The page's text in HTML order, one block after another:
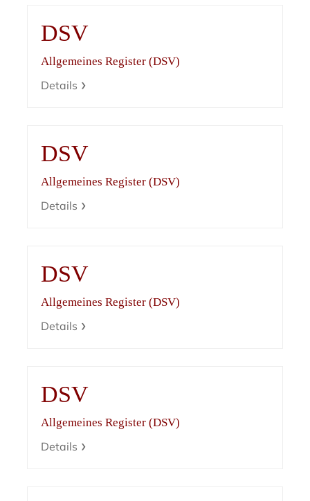
DSV
Allgemeines Register (DSV)
Details
DSV
Allgemeines Register (DSV)
Details
DSV
Allgemeines Register (DSV)
Details
DSV
Allgemeines Register (DSV)
Details